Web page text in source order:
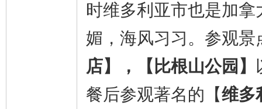
时维多利亚市也是加
媚，海风习习。参观景
店】，【比根山公园】
餐后参观著名的【维多